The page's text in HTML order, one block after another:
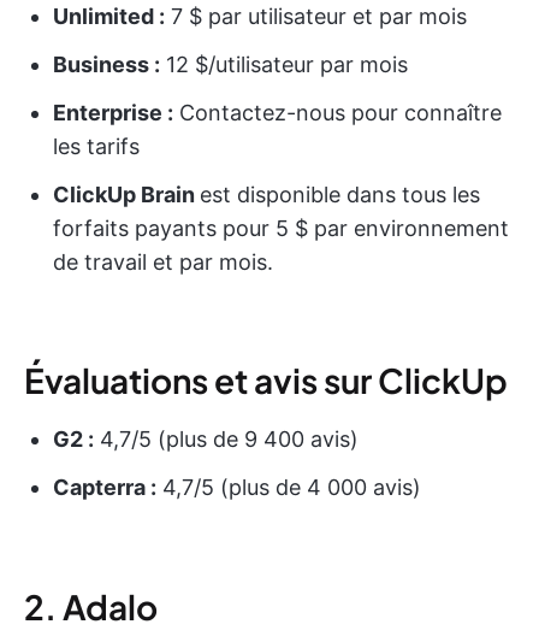
Unlimited : 7 $ par utilisateur et par mois
Business : 12 $/utilisateur par mois
Enterprise : Contactez-nous pour connaître
les tarifs
ClickUp Brain est disponible dans tous les
forfaits payants pour 5 $ par environnement
de travail et par mois.
Évaluations et avis sur ClickUp
G2 : 4,7/5 (plus de 9 400 avis)
Capterra : 4,7/5 (plus de 4 000 avis)
2. Adalo